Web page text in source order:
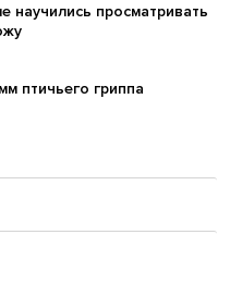
научились просматривать
птичьего гриппа